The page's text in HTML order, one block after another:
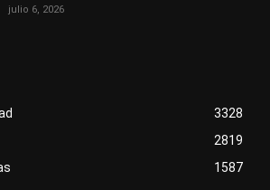
julio 6, 2026
3328
2819
1587